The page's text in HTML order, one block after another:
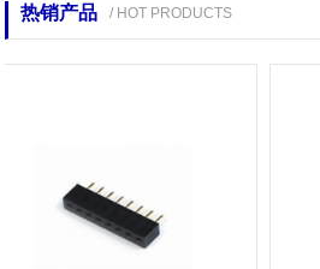
热销产品 / HOT PRODUCTS